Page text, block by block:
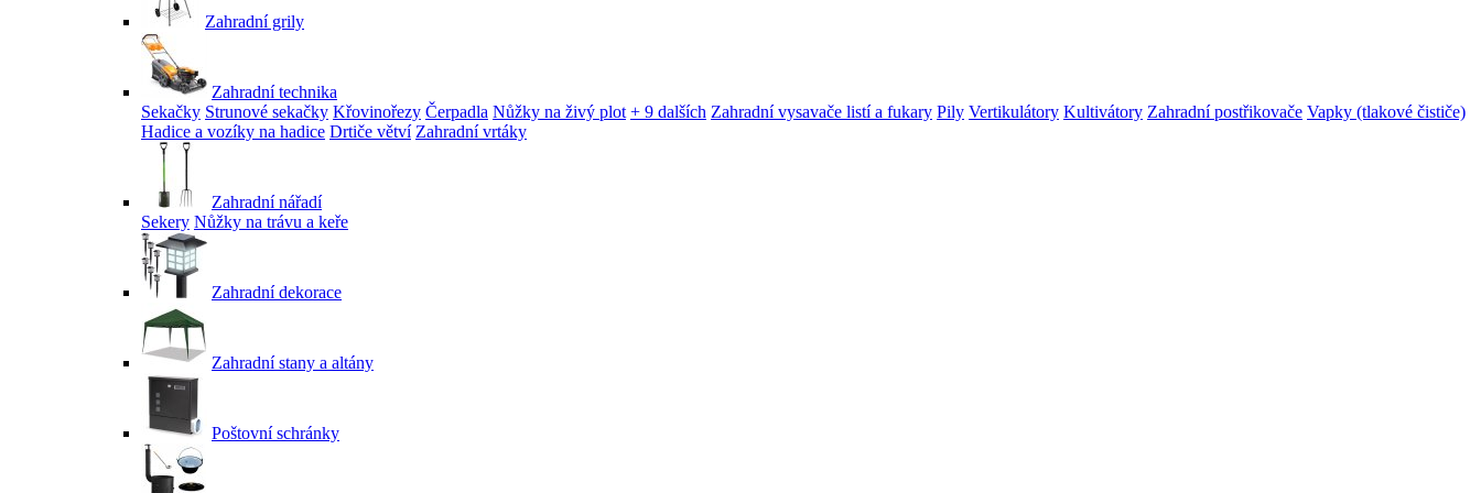
Zahradní grily
Zahradní technika
Sekačky Strunové sekačky Křovinořezy Čerpadla Nůžky na živý plot + 9 dalších Zahradní vysavače listí a fukary Pily Vertikulátory Kultivátory Zahradní postřikovače Vapky (tlakové čističe)
Hadice a vozíky na hadice Drtiče větví Zahradní vrtáky
Zahradní nářadí
Sekery Nůžky na trávu a keře
Zahradní dekorace
Zahradní stany a altány
Poštovní schránky